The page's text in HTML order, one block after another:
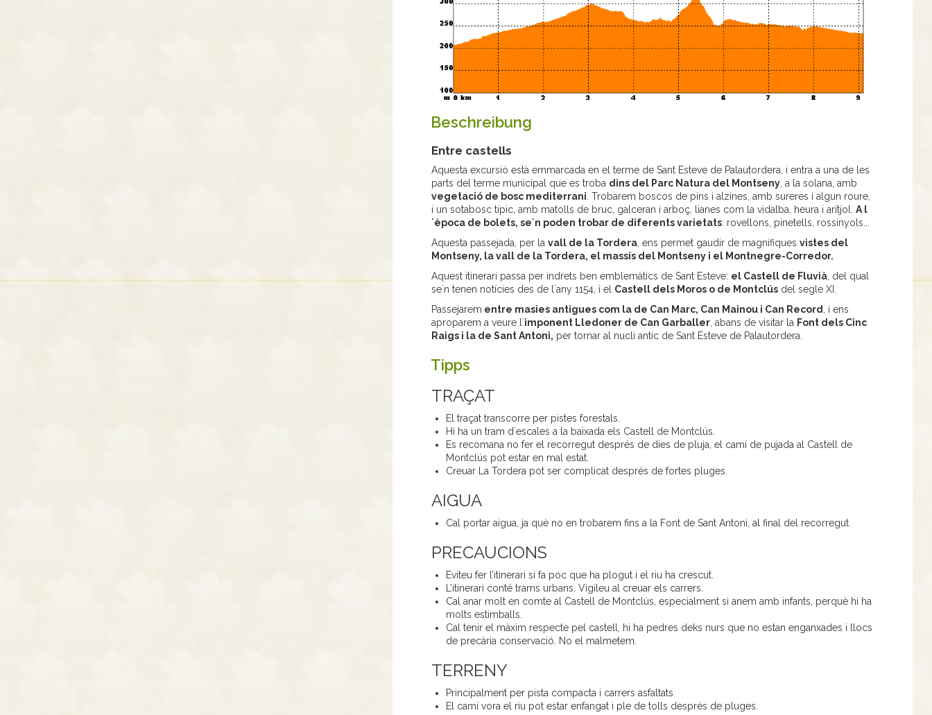
Beschreibung
Entre castells
Aquesta excursió està emmarcada en el terme de Sant Esteve de Palautordera, i entra a una de les
parts del terme municipal que es troba dins del Parc Natura del Montseny, a la solana, amb
vegetació de bosc mediterrani . Trobarem boscos de pins i alzines, amb sureres i algun roure,
i un sotabosc típic, amb matolls de bruc, galceran i arboç, lianes com la vidalba, heura i arítjol. A l
´època de bolets, se´n poden trobar de diferents varietats: rovellons, pinetells, rossinyols...
Aquesta passejada, per la vall de la Tordera, ens permet gaudir de magnífiques vistes del
Montseny, la vall de la Tordera, el massís del Montseny i el Montnegre-Corredor.
Aquest itinerari passa per indrets ben emblemàtics de Sant Esteve: el Castell de Fluvià, del qual
se´n tenen notícies des de l´any 1154, i el Castell dels Moros o de Montclúsdel segle XI.
Passejarem entre masies antigues com la de Can Marc, Can Mainou i Can Record
, i ens
aproparem a veure l´imponent Lledoner de Can Garballer, abans de visitar la Font dels Cinc
Raigs i la de Sant Antoni, per tornar al nucli antic de Sant Esteve de Palautordera.
Tipps
TRAÇAT
El traçat transcorre per pistes forestals.
Hi ha un tram d´escales a la baixada els Castell de Montclús.
Es recomana no fer el recorregut després de dies de pluja, el camí de pujada al Castell de
Montclús pot estar en mal estat.
Creuar La Tordera pot ser complicat després de fortes pluges.
AIGUA
Cal portar aigua, ja què no en trobarem fins a la Font de Sant Antoni, al final del recorregut.
PRECAUCIONS
Eviteu fer l’itinerari si fa poc que ha plogut i el riu ha crescut.
L’itinerari conté trams urbans. Vigileu al creuar els carrers.
Cal anar molt en comte al Castell de Montclús, especialment si anem amb infants, perquè hi ha
molts estimballs.
Cal tenir el màxim respecte pel castell, hi ha pedres deks nurs que no estan enganxades i llocs
de precària conservació. No el malmetem.
TERRENY
Principalment per pista compacta i carrers asfaltats
El camí vora el riu pot estar enfangat i ple de tolls després de pluges.